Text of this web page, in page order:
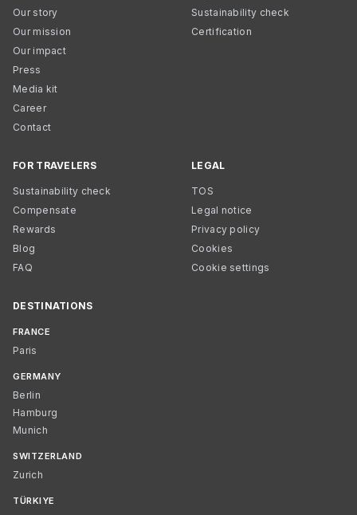
Our story
Our mission
Our impact
Press
Media kit
Career
Contact
Sustainability check
Certification
FOR TRAVELERS
Sustainability check
Compensate
Rewards
Blog
FAQ
LEGAL
TOS
Legal notice
Privacy policy
Cookies
Cookie settings
DESTINATIONS
FRANCE
Paris
GERMANY
Berlin
Hamburg
Munich
SWITZERLAND
Zurich
TÜRKIYE